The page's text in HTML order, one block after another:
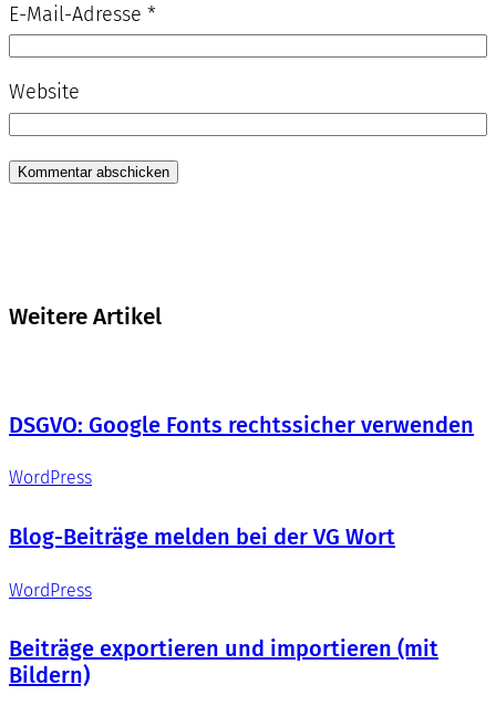
E-Mail-Adresse *
Website
Weitere Artikel
DSGVO: Google Fonts rechtssicher verwenden
WordPress
Blog-Beiträge melden bei der VG Wort
WordPress
Beiträge exportieren und importieren (mit
Bildern)